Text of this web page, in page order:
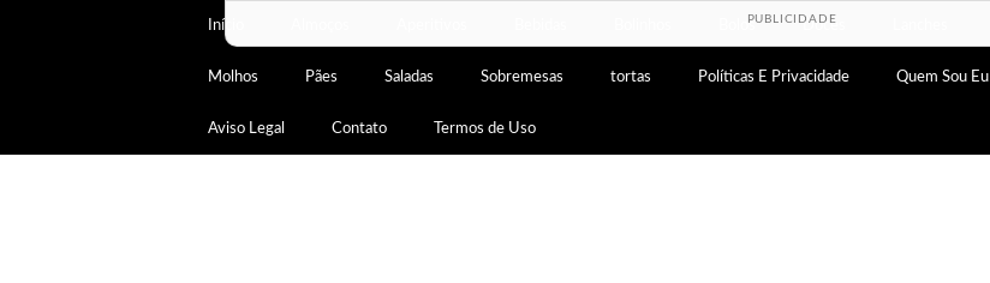
Início Bolos Doces
Molhos Pães Saladas Sobremesas tortas Políticas E Privacidade Quem Sou Eu
Aviso Legal Contato Termos de Uso
PUBLICIDADE